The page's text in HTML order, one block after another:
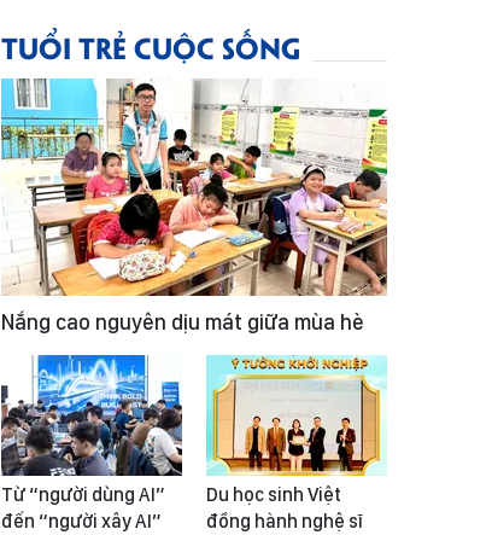
TUỔI TRẺ CUỘC SỐNG
Nắng cao nguyên dịu mát giữa mùa hè
Từ “người dùng AI”
đến “người xây AI”
Du học sinh Việt
đồng hành nghệ sĩ